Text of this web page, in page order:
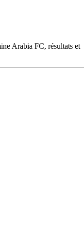
Arabia FC, résultats et